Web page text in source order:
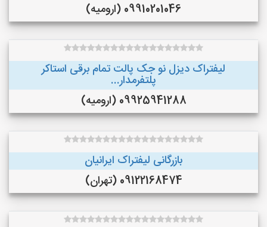
09910201046 (ارومیه)
لیفتراک دیزل نو جک پالت تمام برقی استاکر
پلتفرمدار...
09925941288 (ارومیه)
بازرگانی لیفتراک ایرانیان
09122168474 (تهران)